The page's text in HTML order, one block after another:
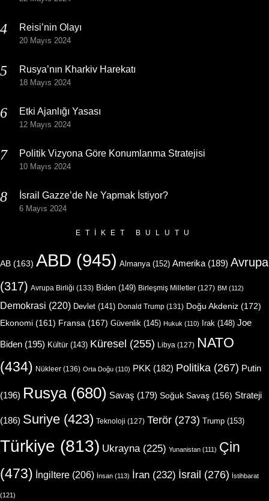
Reisi’nin Olayı
20 Mayıs 2024
Rusya’nın Kharkiv Harekatı
18 Mayıs 2024
Etki Ajanlığı Yasası
12 Mayıs 2024
Politik Vizyona Göre Konumlanma Stratejisi
10 Mayıs 2024
İsrail Gazze’de Ne Yapmak İstiyor?
6 Mayıs 2024
ETIKET BULUTU
AB (163) ABD (945) Almanya (152) Amerika (189) Avrupa
(317) Avrupa Birliği (133) Biden (149) Birleşmiş Milletler (127) BM (112)
Demokrasi (220) Devlet (141) Donald Trump (131) Doğu Akdeniz (172)
Ekonomi (161) Fransa (167) Güvenlik (145) Hukuk (110) Irak (148) Joe
Biden (195) Kültür(143) Küresel (255) Libya (127) NATO
(434) Nükleer (136) Orta Doğu (110) PKK (182) Politika (267) Putin
(196) Rusya(680) Savaş (179) Soğuk Savaş (156) Strateji
(186) Suriye (423) Teknoloji (127) Terör (273) Trump (153)
Türkiye (813) Ukrayna (225) Yunanistan (111) Çin
(473) İngiltere (206) İnsan (113) İran (232) İsrail (276) İstihbarat
(121)